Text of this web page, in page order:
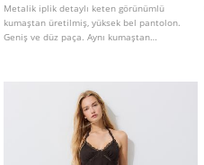
Metalik iplik detaylı keten görünümlü
kumaştan üretilmiş, yüksek bel pantolon.
Geniş ve düz paça. Aynı kumaştan